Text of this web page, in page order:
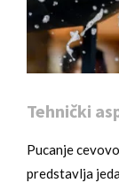
Tehnički
Pucanje
predstavlja